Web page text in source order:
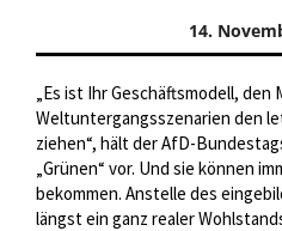
14.
„Es ist Ihr Geschäftsmodell, den
Weltuntergangsszenarien den
ziehen“, hält der AfD-
„Grünen“ vor. Und sie können
bekommen. Anstelle des
längst ein ganz realer